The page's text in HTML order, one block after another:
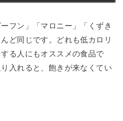
フン」「マロニー」「くずき
ど同じです。どれも低カロリ
る人にもオススメの食品で
入れると、飽きが来なくてい